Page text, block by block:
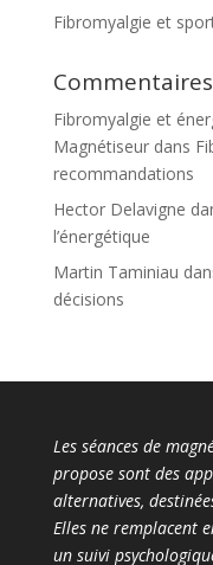
Fibromyalgie et
Fibromyalgie et
Magnétiseurdans
recommandations
Hector Delavigne
l’énergétique
Martin Taminiau
décisions
Les séances de
propose sont des
alternatives,
Elles ne remplacent
un suivi